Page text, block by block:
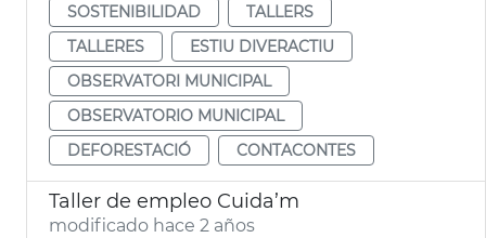
SOSTENIBILIDAD
TALLERS
TALLERES
ESTIU DIVERACTIU
OBSERVATORI MUNICIPAL
OBSERVATORIO MUNICIPAL
DEFORESTACIÓ
CONTACONTES
Taller de empleo Cuida’m
modificado hace 2 años